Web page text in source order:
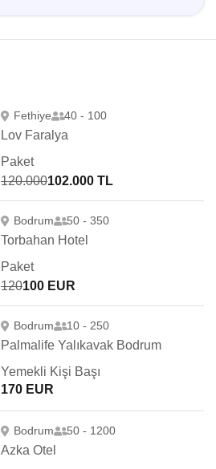
Fethiye 40 - 100
Lov Faralya
Paket
120.000102.000 TL
Bodrum 50 - 350
Torbahan Hotel
Paket
120100 EUR
Bodrum 10 - 250
Palmalife Yalıkavak Bodrum
Yemekli Kişi Başı
170 EUR
Bodrum 50 - 1200
Azka Otel